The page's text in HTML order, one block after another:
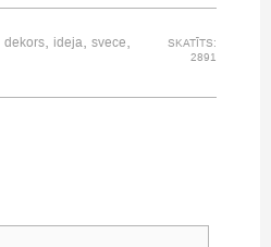
dekors, ideja, svece,
SKATĪTS:
2891